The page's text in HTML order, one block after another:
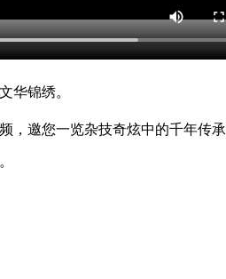
华锦绣。
，邀您一览杂技奇炫中的千年传